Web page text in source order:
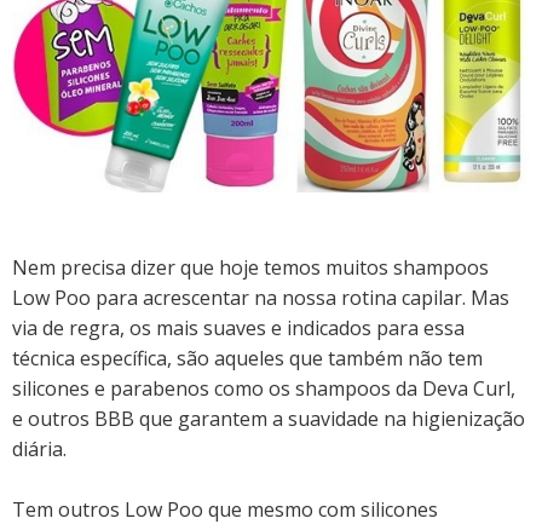
Nem precisa dizer que hoje temos muitos shampoos
Low Poo para acrescentar na nossa rotina capilar. Mas
via de regra, os mais suaves e indicados para essa
técnica específica, são aqueles que também não tem
silicones e parabenos como os shampoos da Deva Curl,
e outros BBB que garantem a suavidade na higienização
diária.
Tem outros Low Poo que mesmo com silicones